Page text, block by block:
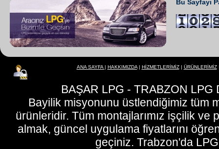
Bu Sayfayı
ANA SAYFA | HAKKIMIZDA| HİZMETLERİMİZ| ÜRÜNLERİMİZ
BAŞAR LPG - TRABZON
Bayilik misyonunu üstlendiğimiz tüm
ürünleridir. Tüm montajlarımız işçilik ve
almak, güncel uygulama fiyatlarını
geçiniz. Trabzon'da